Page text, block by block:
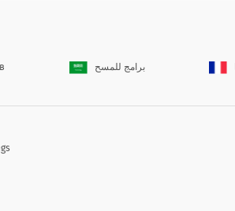
برامج للمسح